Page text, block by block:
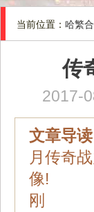
当前位置： 哈繁
传
2017-
文章导读
月传奇
像!
刚